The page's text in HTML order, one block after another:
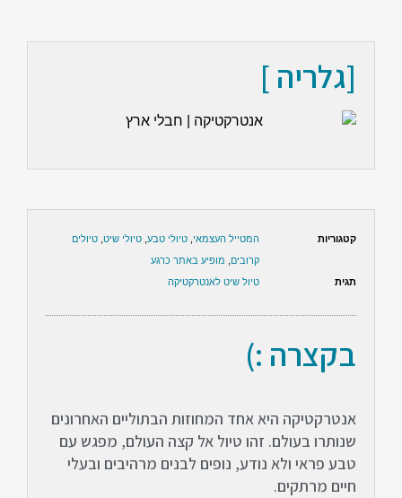
[גלריה ]
קטגוריות המטייל העצמאי ,טיולי טבע ,טיולי שיט ,טיולים
קרובים
מופיע באתר כרגע
תגית
טיול שיט לאנטרקטיקה
בקצרה :)
אנטרקטיקה היא אחד המחוזות הבתוליים האחרונים
שנותרו בעולם. זהו טיול אל קצה העולם, מפגש עם
טבע פראי ולא נודע, נופים לבנים מרהיבים ובעלי
חיים מרתקים.